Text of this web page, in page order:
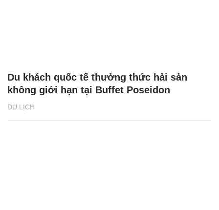
DU LỊCH
Du khách quốc tế thưởng thức hải sản
không giới hạn tại Buffet Poseidon